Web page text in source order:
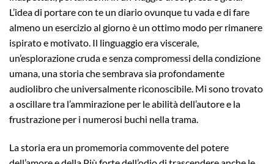
L’idea di portare con te un diario ovunque tu vada e di fare
almeno un esercizio al giorno è un ottimo modo per rimanere
ispirato e motivato. Il linguaggio era viscerale,
un’esplorazione cruda e senza compromessi della condizione
umana, una storia che sembrava sia profondamente
audiolibro che universalmente riconoscibile. Mi sono trovato
a oscillare tra l’ammirazione per le abilità dell’autore e la
frustrazione per i numerosi buchi nella trama.
La storia era un promemoria commovente del potere